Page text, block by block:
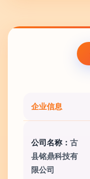
企业信息
公司名称： 古
县铭鼎科技有
限公司